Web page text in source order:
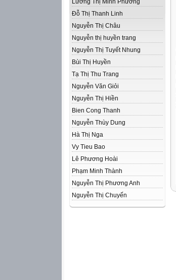
Lương Thị Minh Phương
Đỗ Thị Thanh Linh
Nguyễn Thị Châu
Nguyễn thị huyền trang
Nguyễn Thị Tuyết Nhung
Bùi Thị Huyền
Tạ Thị Thu Trang
Nguyễn Văn Giỏi
Nguyễn Thị Hiền
Bien Cong Thanh
Nguyễn Thùy Dung
Hà Thị Nga
Vy Tieu Bao
Lê Phương Hoài
Phạm Minh Thành
Nguyễn Thị Phương Anh
Nguyễn Thị Chuyến